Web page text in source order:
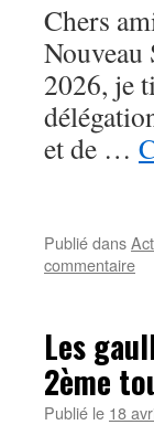
Chers
Nouveau
2026, je
et de …
Publié dans
commentaire
Les
2ème
Publié le 18